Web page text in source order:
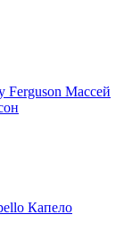
Ferguson Массей
Капело